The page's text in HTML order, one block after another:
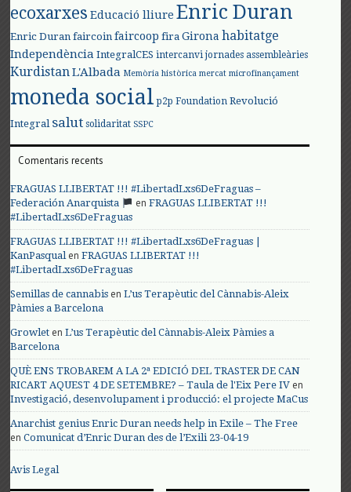
ecoxarxes Educació lliure Enric Duran
Enric Duran faircoin faircoop fira Girona habitatge
Independència IntegralCES intercanvi jornades assembleàries
KurdistanL'Albada Memòria històrica mercat microfinançament
moneda social p2p Foundation Revolució
Integral salut solidaritat SSPC
Comentaris recents
FRAGUAS LLIBERTAT !!! #LibertadLxs6DeFraguas –
Federación Anarquista
enFRAGUAS LLIBERTAT !!!
#LibertadLxs6DeFraguas
FRAGUAS LLIBERTAT !!! #LibertadLxs6DeFraguas |
KanPasqualenFRAGUAS LLIBERTAT !!!
#LibertadLxs6DeFraguas
Semillas de cannabis enL’us Terapèutic del Cànnabis-Aleix
Pàmies a Barcelona
Growlet enL’us Terapèutic del Cànnabis-Aleix Pàmies a
Barcelona
QUÈ ENS TROBAREM A LA 2ª EDICIÓ DEL TRASTER DE CAN
RICART AQUEST 4 DE SETEMBRE? – Taula de l'Eix Pere IV en
Investigació, desenvolupament i producció: el projecte MaCus
Anarchist genius Enric Duran needs help in Exile – The Free
enComunicat d’Enric Duran des de l’Exili 23-04-19
Avis Legal